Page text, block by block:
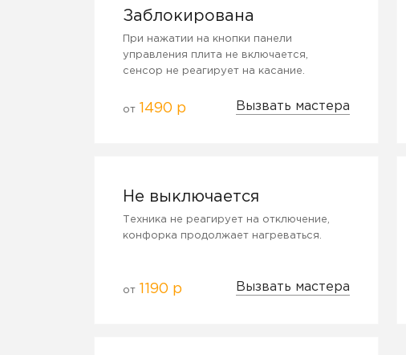
Заблокирована
При нажатии на кнопки панели
управления плита не включается,
сенсор не реагирует на касание.
от 1490 р Вызвать мастера
Не выключается
Техника не реагирует на отключение,
конфорка продолжает нагреваться.
от 1190 р Вызвать мастера